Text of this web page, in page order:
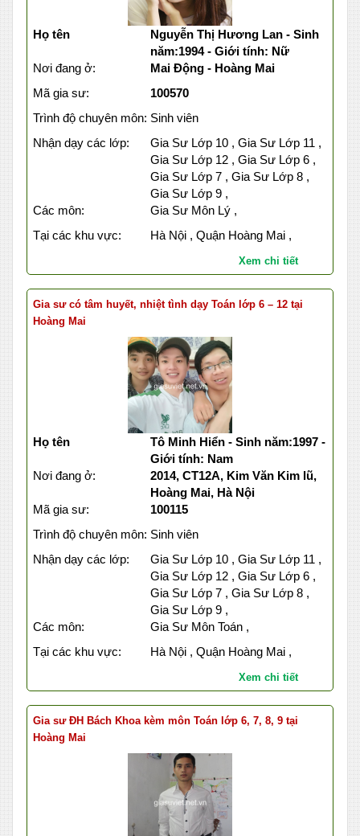
Họ tên
Nguyễn Thị Hương Lan - Sinh
năm:1994 - Giới tính: Nữ
Nơi đang ở:
Mai Động - Hoàng Mai
Mã gia sư:
100570
Trình độ chuyên môn: Sinh viên
Nhận dạy các lớp:
Gia Sư Lớp 10 , Gia Sư Lớp 11 ,
Gia Sư Lớp 12 , Gia Sư Lớp 6 ,
Gia Sư Lớp 7 , Gia Sư Lớp 8 ,
Gia Sư Lớp 9 ,
Các môn:
Gia Sư Môn Lý ,
Tại các khu vực:
Hà Nội , Quận Hoàng Mai ,
Xem chi tiết
Gia sư có tâm huyết, nhiệt tình dạy Toán lớp 6 – 12 tại
Hoàng Mai
Họ tên
Tô Minh Hiển - Sinh năm:1997 -
Giới tính: Nam
Nơi đang ở:
2014, CT12A, Kim Văn Kim lũ,
Hoàng Mai, Hà Nội
Mã gia sư:
100115
Trình độ chuyên môn: Sinh viên
Nhận dạy các lớp:
Gia Sư Lớp 10 , Gia Sư Lớp 11 ,
Gia Sư Lớp 12 , Gia Sư Lớp 6 ,
Gia Sư Lớp 7 , Gia Sư Lớp 8 ,
Gia Sư Lớp 9 ,
Các môn:
Gia Sư Môn Toán ,
Tại các khu vực:
Hà Nội , Quận Hoàng Mai ,
Xem chi tiết
Gia sư ĐH Bách Khoa kèm môn Toán lớp 6, 7, 8, 9 tại
Hoàng Mai